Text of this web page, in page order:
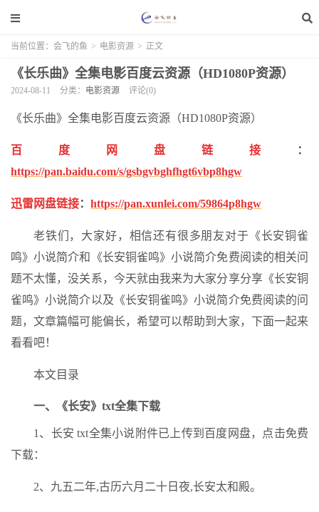
当前位置： 会飞的鱼 > 电影资源 > 正文
《长乐曲》全集电影百度云资源（HD1080P资源）
2024-08-11 分类： 电影资源 评论(0)
《长乐曲》全集电影百度云资源（HD1080P资源）
百度网盘链接
：
https://pan.baidu.com/s/gsbgvbghfhgt6vbp8hgw
迅雷网盘链接： https://pan.xunlei.com/59864p8hgw
老铁们，大家好，相信还有很多朋友对于《长安铜雀
鸣》小说简介和《长安铜雀鸣》小说简介免费阅读的相关问
题不太懂，没关系，今天就由我来为大家分享分享《长安铜
雀鸣》小说简介以及《长安铜雀鸣》小说简介免费阅读的问
题，文章篇幅可能偏长，希望可以帮助到大家，下面一起来
看看吧！
本文目录
一、《长安》txt全集下载
1、长安 txt全集小说附件已上传到百度网盘，点击免费
下载：
2、九五二年,古历六月二十日夜,长安太和殿。